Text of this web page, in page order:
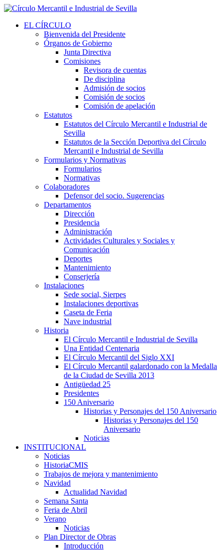
EL CÍRCULO
Bienvenida del Presidente
Órganos de Gobierno
Junta Directiva
Comisiones
Revisora de cuentas
De disciplina
Admisión de socios
Comisión de socios
Comisión de apelación
Estatutos
Estatutos del Círculo Mercantil e Industrial de
Sevilla
Estatutos de la Sección Deportiva del Círculo
Mercantil e Industrial de Sevilla
Formularios y Normativas
Formularios
Normativas
Colaboradores
Defensor del socio. Sugerencias
Departamentos
Dirección
Presidencia
Administración
Actividades Culturales y Sociales y
Comunicación
Deportes
Mantenimiento
Conserjería
Instalaciones
Sede social, Sierpes
Instalaciones deportivas
Caseta de Feria
Nave industrial
Historia
El Círculo Mercantil e Industrial de Sevilla
Una Entidad Centenaria
El Círculo Mercantil del Siglo XXI
El Círculo Mercantil galardonado con la Medalla
de la Ciudad de Sevilla 2013
Antigüedad 25
Presidentes
150 Aniversario
Historias y Personajes del 150 Aniversario
Historias y Personajes del 150
Aniversario
Noticias
INSTITUCIONAL
Noticias
HistoriaCMIS
Trabajos de mejora y mantenimiento
Navidad
Actualidad Navidad
Semana Santa
Feria de Abril
Verano
Noticias
Plan Director de Obras
Introducción